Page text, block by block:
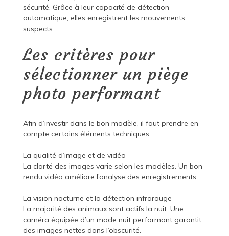
sécurité. Grâce à leur capacité de détection
automatique, elles enregistrent les mouvements
suspects.
Les critères pour
sélectionner un piège
photo performant
Afin d’investir dans le bon modèle, il faut prendre en
compte certains éléments techniques.
La qualité d’image et de vidéo
La clarté des images varie selon les modèles. Un bon
rendu vidéo améliore l’analyse des enregistrements.
La vision nocturne et la détection infrarouge
La majorité des animaux sont actifs la nuit. Une
caméra équipée d’un mode nuit performant garantit
des images nettes dans l’obscurité.